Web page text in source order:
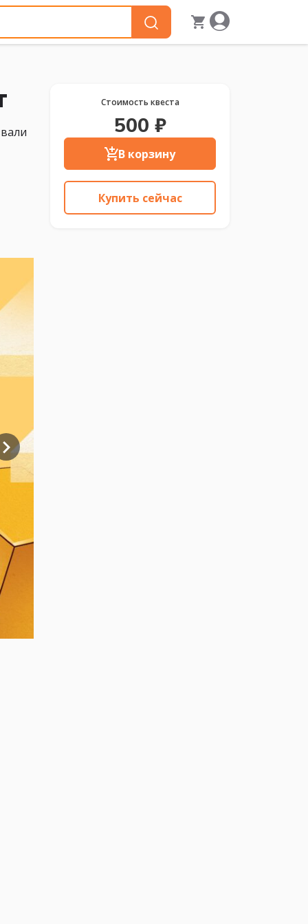
Стоимость квеста
500 ₽
В корзину
Купить сейчас